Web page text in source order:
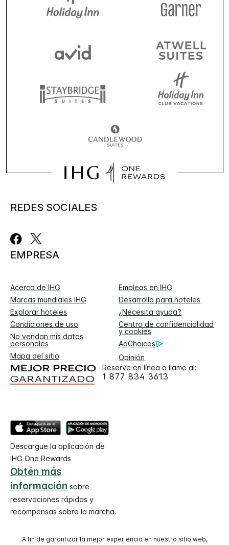
REDES SOCIALES
EMPRESA
Acerca de IHG
Empleos en IHG
Marcas mundiales IHG
Desarrollo para hoteles
Explorar hoteles
¿Necesita ayuda?
Condiciones de uso
Centro de confidencialidad
y cookies
No vendan mis datos
personales
AdChoices
Mapa del sitio
Opinión
Reserve en línea o llame al:
1 877 834 3613
Descargue la aplicación de
IHG One Rewards
Obtén más
información sobre
reservaciones rápidas y
recompensas sobre la marcha.
A fin de garantizar la mejor experiencia en nuestro sitio web,